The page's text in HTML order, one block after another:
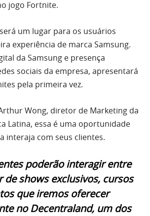
jogo Fortnite.
um lugar para os usuários
experiência de marca Samsung.
da Samsung e presença
sociais da empresa, apresentará
pela primeira vez.
Wong, diretor de Marketing da
Latina, essa é uma oportunidade
interaja com seus clientes.
poderão interagir entre
de shows exclusivos, cursos
que iremos oferecer
no Decentraland, um dos